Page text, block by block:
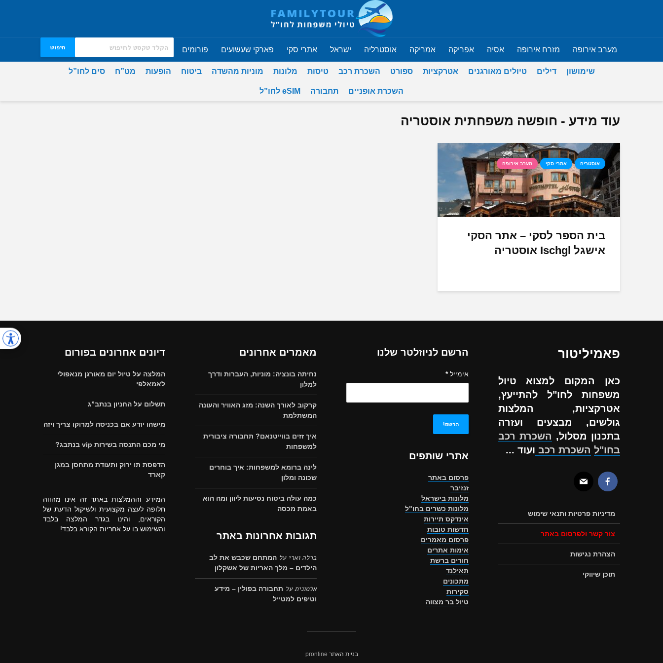
מערב אירופה מזרח אירופה אסיה אפריקה אמריקה אוסטרליה ישראל אתרי סקי פארקי שעשועים פורומים חיפוש
שימושון דילים טיולים מאורגנים אטרקציות ספורט השכרת רכב טיסות מלונות מוניות מהשדה ביטוח הופעות מט”ח סים לחו”ל
השכרת אופניים תחבורה eSIM לחו”ל
עוד מידע - חופשה משפחתית אוסטריה
אוסטריה אתרי סקי מערב אירופה
בית הספר לסקי – אתר הסקי
אישגל Ischgl אוסטריה
פאמיליטור
כאן המקום למצוא טיול
משפחות לחו"ל להתייעץ,
אטרקציות, המלצות
גולשים, מבצעים ועזרה
בתכנון מסלול, השכרת רכב
בחו"ל השכרת רכב ועוד ...
מדיניות פרטיות ותנאי שימוש
צור קשר ולפרסום באתר
הצהרת נגישות
תוכן שיווקי
הרשם לניוזלטר שלנו
אימייל*
אתרי שותפים
פרסום באתר
זנזיבר
מלונות בישראל
מלונות כשרים בחו"ל
אינדקס תיירות
חדשות טובות
פרסום מאמרים
אימות אתרים
חורים ברשת
תאילנד
מתכונים
סקירות
טיול בר מצווה
מאמרים אחרונים
נחיתה בונציה: מוניות, העברות ודרך
למלון
קרקוב לאורך השנה: מזג האוויר והעונה
המשתלמת
איך זזים בווייטנאם? תחבורה ציבורית
למשפחות
לינה ברומא למשפחות: איך בוחרים
שכונה ומלון
כמה עולה ביטוח נסיעות ליוון ומה הוא
באמת מכסה
תגובות אחרונות באתר
ברלה וארי על המתחם שכבש את לב
הילדים – מלך האריות של אשקלון
אלמוניתעל תחבורה בפולין – מידע
וטיפים למטייל
דיונים אחרונים בפורום
המלצה על טיול יום מאורגן מנאפולי
לאמאלפי
תשלום על החניון בנתב”ג
מישהו יודע אם בכניסה למרוקו צריך ויזה
מי מכם התנסה בשירות vip בנתבג?
הדפסת תו ירוק ותעודת מתחסן במגן
קארד
המידע וההמלצות באתר זה אינו מהווה
חלופה לעצה מקצועית ולשיקול הדעת של
הקוראים, והינו בגדר המלצה בלבד
והשימוש בו על אחריות הקורא בלבד!
בניית האתר pronline